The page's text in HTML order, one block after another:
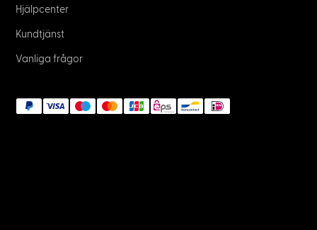
Hjälpcenter
Kundtjänst
Vanliga frågor